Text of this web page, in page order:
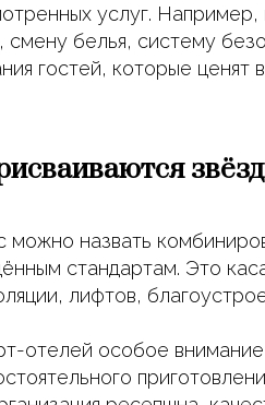
услуг. Например,
смену белья, систему
гостей, которые ценят
можно назвать
стандартам. Это
лифтов,
отелей особое